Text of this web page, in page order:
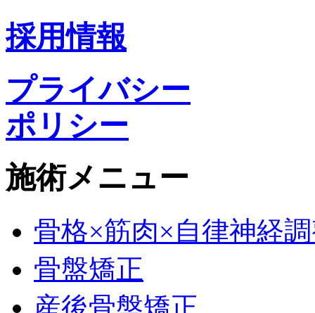
採用情報
プライバシー
ポリシー
施術メニュー
骨格×筋肉×自律神経
骨盤矯正